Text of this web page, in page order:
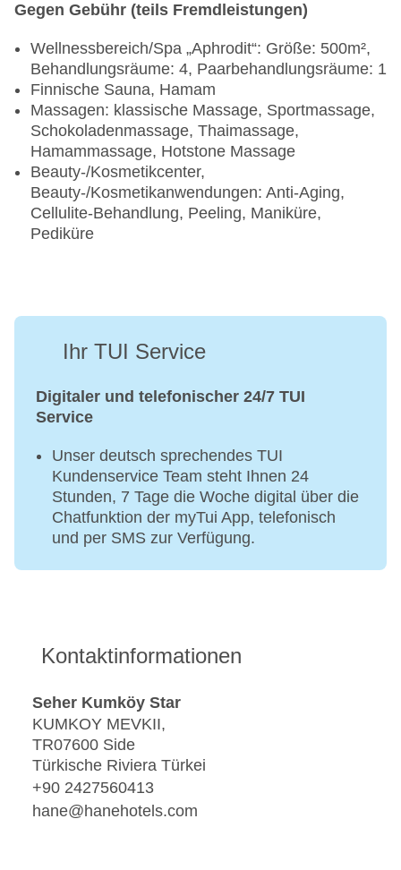
Gegen Gebühr (teils Fremdleistungen)
Wellnessbereich/Spa „Aphrodit“: Größe: 500m²,
Behandlungsräume: 4, Paarbehandlungsräume: 1
Finnische Sauna, Hamam
Massagen: klassische Massage, Sportmassage,
Schokoladenmassage, Thaimassage,
Hamammassage, Hotstone Massage
Beauty-/Kosmetikcenter,
Beauty-/Kosmetikanwendungen: Anti-Aging,
Cellulite-Behandlung, Peeling, Maniküre,
Pediküre
Ihr TUI Service
Digitaler und telefonischer 24/7 TUI
Service
Unser deutsch sprechendes TUI
Kundenservice Team steht Ihnen 24
Stunden, 7 Tage die Woche digital über die
Chatfunktion der myTui App, telefonisch
und per SMS zur Verfügung.
Kontaktinformationen
Seher Kumköy Star
KUMKOY MEVKII,
TR07600 Side
Türkische Riviera Türkei
+90 2427560413
hane@hanehotels.com